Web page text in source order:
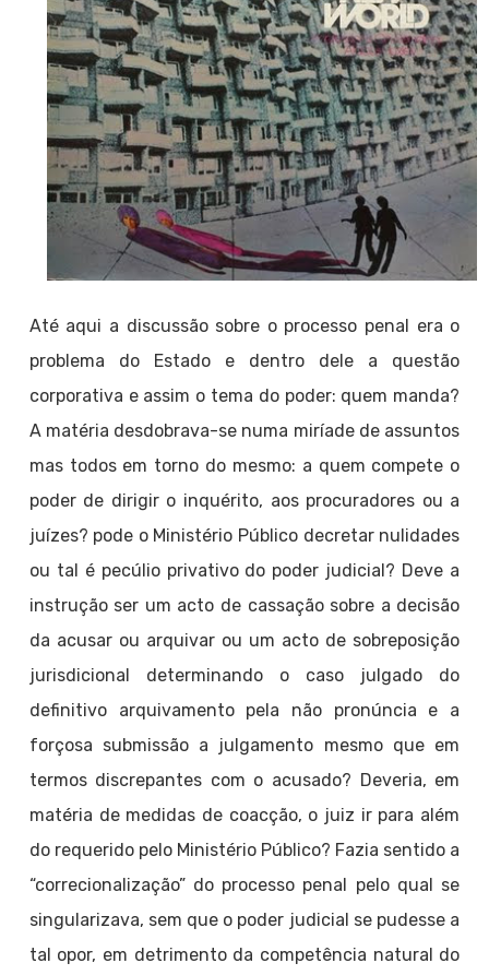
Até aqui a discussão sobre o processo penal era o
problema do Estado e dentro dele a questão
corporativa e assim o tema do poder: quem manda?
A matéria desdobrava-se numa miríade de assuntos
mas todos em torno do mesmo: a quem compete o
poder de dirigir o inquérito, aos procuradores ou a
juízes? pode o Ministério Público decretar nulidades
ou tal é pecúlio privativo do poder judicial? Deve a
instrução ser um acto de cassação sobre a decisão
da acusar ou arquivar ou um acto de sobreposição
jurisdicional determinando o caso julgado do
definitivo arquivamento pela não pronúncia e a
forçosa submissão a julgamento mesmo que em
termos discrepantes com o acusado? Deveria, em
matéria de medidas de coacção, o juiz ir para além
do requerido pelo Ministério Público? Fazia sentido a
“correcionalização” do processo penal pelo qual se
singularizava, sem que o poder judicial se pudesse a
tal opor, em detrimento da competência natural do